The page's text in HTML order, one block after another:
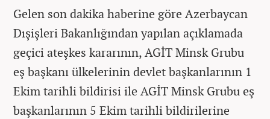
Gelen son dakika haberine göre Azerbaycan
Dışişleri Bakanlığından yapılan açıklamada
geçici ateşkes kararının, AGİT Minsk Grubu
eş başkanı ülkelerinin devlet başkanlarının 1
Ekim tarihli bildirisi ile AGİT Minsk Grubu eş
başkanlarının 5 Ekim tarihli bildirilerine